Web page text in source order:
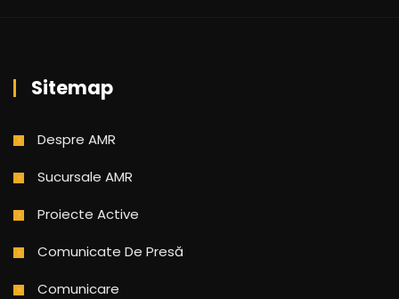
Sitemap
Despre AMR
Sucursale AMR
Proiecte Active
Comunicate De Presă
Comunicare